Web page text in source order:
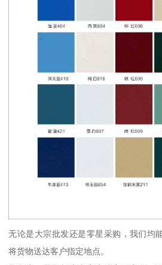
无论是大宗批发还是零星采购，我们均
将货物送达客户指定地点。